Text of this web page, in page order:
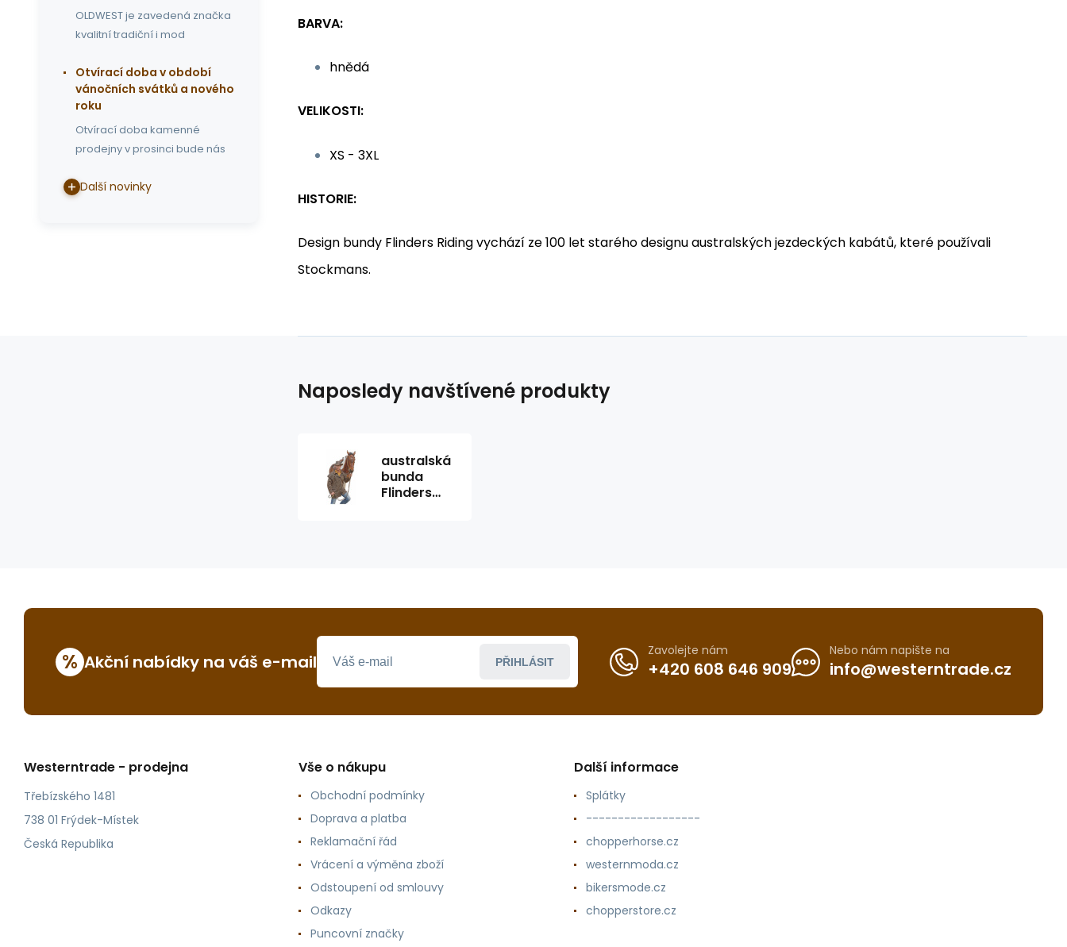
BARVA:
hnědá
VELIKOSTI:
XS - 3XL
HISTORIE:
Design bundy Flinders Riding vychází ze 100 let starého designu australských jezdeckých kabátů, které používali
Stockmans.
OLDWEST je zavedená značka
kvalitní tradiční i mod
Otvírací doba v období
vánočních svátků a nového
roku
Otvírací doba kamenné
prodejny v prosinci bude nás
Další novinky
Naposledy navštívené produkty
australská
bunda
Flinders
% Akční nabídky na váš e-mail PŘIHLÁSIT
Zavolejte nám
+420 608 646 909
Nebo nám napište na
info@westerntrade.cz
Westerntrade - prodejna
Třebízského 1481
738 01 Frýdek-Místek
Česká Republika
Vše o nákupu
Obchodní podmínky
Doprava a platba
Reklamační řád
Vrácení a výměna zboží
Odstoupení od smlouvy
Odkazy
Puncovní značky
Další informace
Splátky
------------------
chopperhorse.cz
westernmoda.cz
bikersmode.cz
chopperstore.cz